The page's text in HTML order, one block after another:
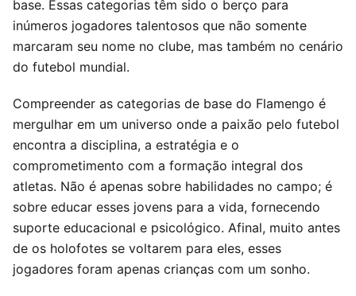
base. Essas categorias têm sido o berço para
inúmeros jogadores talentosos que não somente
marcaram seu nome no clube, mas também no cenário
do futebol mundial.
Compreender as categorias de base do Flamengo é
mergulhar em um universo onde a paixão pelo futebol
encontra a disciplina, a estratégia e o
comprometimento com a formação integral dos
atletas. Não é apenas sobre habilidades no campo; é
sobre educar esses jovens para a vida, fornecendo
suporte educacional e psicológico. Afinal, muito antes
de os holofotes se voltarem para eles, esses
jogadores foram apenas crianças com um sonho.